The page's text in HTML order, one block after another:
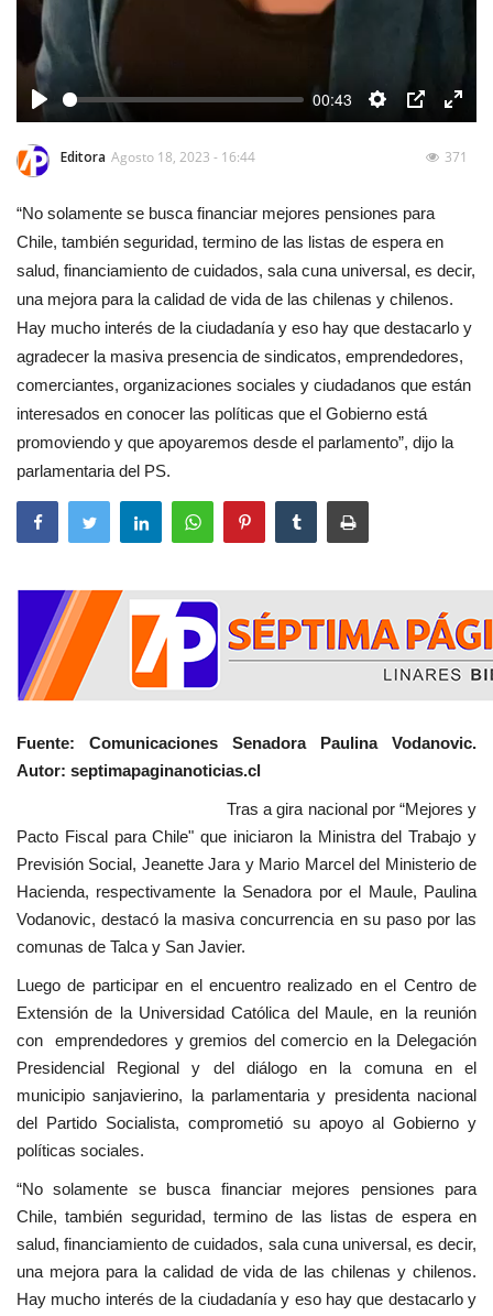
Play
00:43
Settings
PIP
Enter
Editora Agosto 18, 2023 - 16:44 371
“No solamente se busca financiar mejores pensiones para
Chile, también seguridad, termino de las listas de espera en
salud, financiamiento de cuidados, sala cuna universal, es decir,
una mejora para la calidad de vida de las chilenas y chilenos.
Hay mucho interés de la ciudadanía y eso hay que destacarlo y
agradecer la masiva presencia de sindicatos, emprendedores,
comerciantes, organizaciones sociales y ciudadanos que están
interesados en conocer las políticas que el Gobierno está
promoviendo y que apoyaremos desde el parlamento”, dijo la
parlamentaria del PS.
Fuente: Comunicaciones Senadora Paulina Vodanovic.
Autor: septimapaginanoticias.cl
Tras a gira nacional por “Mejores y
Pacto Fiscal para Chile" que iniciaron la Ministra del Trabajo y
Previsión Social, Jeanette Jara y Mario Marcel del Ministerio de
Hacienda, respectivamente la Senadora por el Maule, Paulina
Vodanovic, destacó la masiva concurrencia en su paso por las
comunas de Talca y San Javier.
Luego de participar en el encuentro realizado en el Centro de
Extensión de la Universidad Católica del Maule, en la reunión
con emprendedores y gremios del comercio en la Delegación
Presidencial Regional y del diálogo en la comuna en el
municipio sanjavierino, la parlamentaria y presidenta nacional
del Partido Socialista, comprometió su apoyo al Gobierno y
políticas sociales.
“No solamente se busca financiar mejores pensiones para
Chile, también seguridad, termino de las listas de espera en
salud, financiamiento de cuidados, sala cuna universal, es decir,
una mejora para la calidad de vida de las chilenas y chilenos.
Hay mucho interés de la ciudadanía y eso hay que destacarlo y